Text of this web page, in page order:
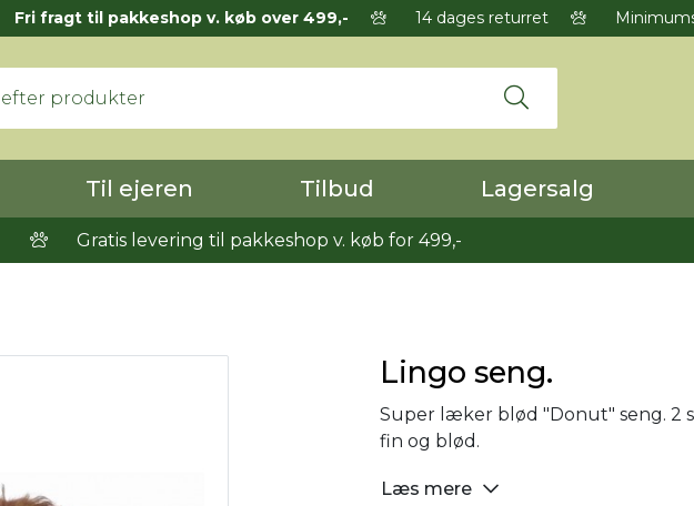
Fri fragt til pakkeshop v. køb over 499,- 14 dages returret
Til ejeren Tilbud Lagersalg
Gratis levering til pakkeshop v. køb for 499,-
Lingo seng.
Super læker blød "Donut" seng. 2
fin og blød.
Læs mere